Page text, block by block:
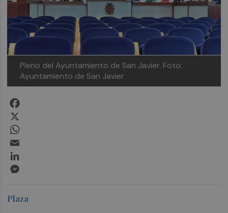
Pleno del Ayuntamiento de San Javier. Foto:
Ayuntamiento de San Javier
Plaza